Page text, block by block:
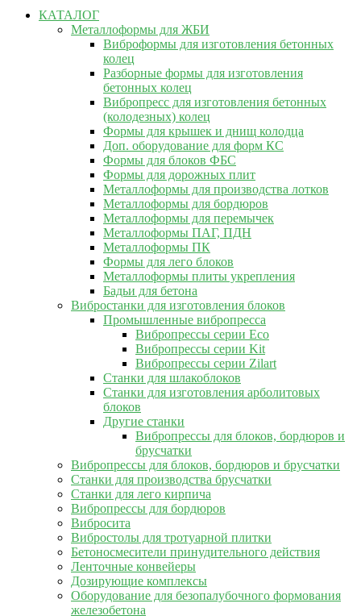
КАТАЛОГ
Металлоформы для ЖБИ
Виброформы для изготовления бетонных
колец
Разборные формы для изготовления
бетонных колец
Вибропресс для изготовления бетонных
(колодезных) колец
Формы для крышек и днищ колодца
Доп. оборудование для форм КС
Формы для блоков ФБС
Формы для дорожных плит
Металлоформы для производства лотков
Металлоформы для бордюров
Металлоформы для перемычек
Металлоформы ПАГ, ПДН
Металлоформы ПК
Формы для лего блоков
Металлоформы плиты укрепления
Бадьи для бетона
Вибростанки для изготовления блоков
Промышленные вибропресса
Вибропрессы серии Eco
Вибропрессы серии Kit
Вибропрессы серии Zilart
Станки для шлакоблоков
Станки для изготовления арболитовых
блоков
Другие станки
Вибропрессы для блоков, бордюров и
брусчатки
Вибропрессы для блоков, бордюров и брусчатки
Станки для производства брусчатки
Станки для лего кирпича
Вибропрессы для бордюров
Вибросита
Вибростолы для тротуарной плитки
Бетоносмесители принудительного действия
Ленточные конвейеры
Дозирующие комплексы
Оборудование для безопалубочного формования
железобетона